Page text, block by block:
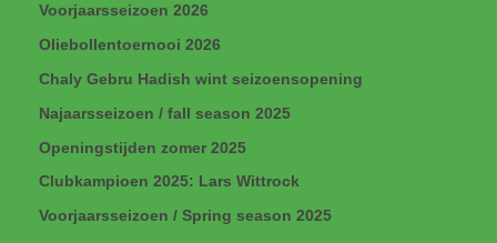
Voorjaarsseizoen 2026
Oliebollentoernooi 2026
Chaly Gebru Hadish wint seizoensopening
Najaarsseizoen / fall season 2025
Openingstijden zomer 2025
Clubkampioen 2025: Lars Wittrock
Voorjaarsseizoen / Spring season 2025